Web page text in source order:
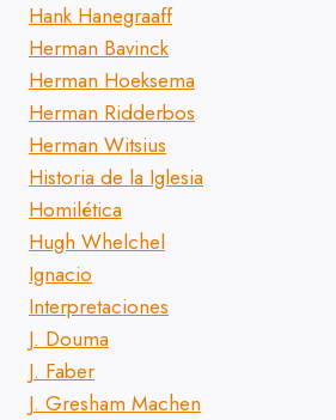
Hank Hanegraaff
Herman Bavinck
Herman Hoeksema
Herman Ridderbos
Herman Witsius
Historia de la Iglesia
Homilética
Hugh Whelchel
Ignacio
Interpretaciones
J. Douma
J. Faber
J. Gresham Machen